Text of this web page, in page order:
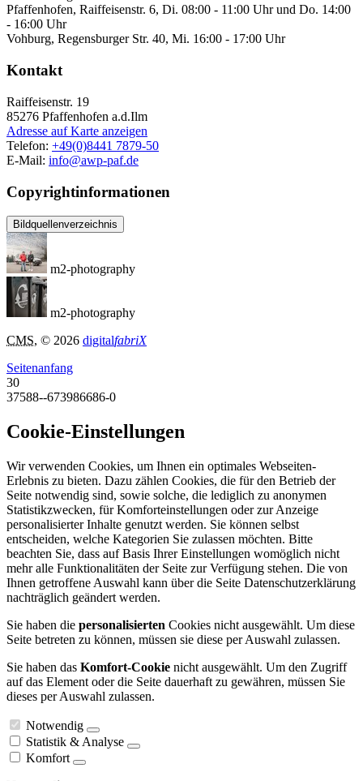
Pfaffenhofen, Raiffeisenstr. 6, Di. 08:00 - 11:00 Uhr und Do. 14:00
- 16:00 Uhr
Vohburg, Regensburger Str. 40, Mi. 16:00 - 17:00 Uhr
Kontakt
Raiffeisenstr. 19
85276 Pfaffenhofen a.d.Ilm
Adresse auf Karte anzeigen
Telefon: +49(0)8441 7879-50
E-Mail: info@awp-paf.de
Copyrightinformationen
Bildquellenverzeichnis
m2-photography
m2-photography
CMS, © 2026 digitalfabriX
Seitenanfang
30
37588--673986686-0
Cookie-Einstellungen
Wir verwenden Cookies, um Ihnen ein optimales Webseiten-
Erlebnis zu bieten. Dazu zählen Cookies, die für den Betrieb der
Seite notwendig sind, sowie solche, die lediglich zu anonymen
Statistikzwecken, für Komforteinstellungen oder zur Anzeige
personalisierter Inhalte genutzt werden. Sie können selbst
entscheiden, welche Kategorien Sie zulassen möchten. Bitte
beachten Sie, dass auf Basis Ihrer Einstellungen womöglich nicht
mehr alle Funktionalitäten der Seite zur Verfügung stehen. Die von
Ihnen getroffene Auswahl kann über die Seite Datenschutzerklärung
nachträglich geändert werden.
Sie haben die personalisierten Cookies nicht ausgewählt. Um diese
Seite betreten zu können, müssen sie diese per Auswahl zulassen.
Sie haben das Komfort-Cookie nicht ausgewählt. Um den Zugriff
auf das Element oder die Seite dauerhaft zu gewähren, müssen Sie
dieses per Auswahl zulassen.
Notwendig
Statistik & Analyse
Komfort